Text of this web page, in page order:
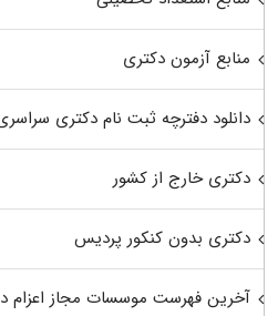
منابع آزمون دکتری
دانلود دفترچه ثبت نام دکتری
دکتری خارج از کشور
دکتری بدون کنکور پردیس
آخرین فهرست موسسات مجاز اعزام